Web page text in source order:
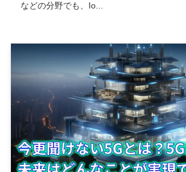
などの分野でも、Io...